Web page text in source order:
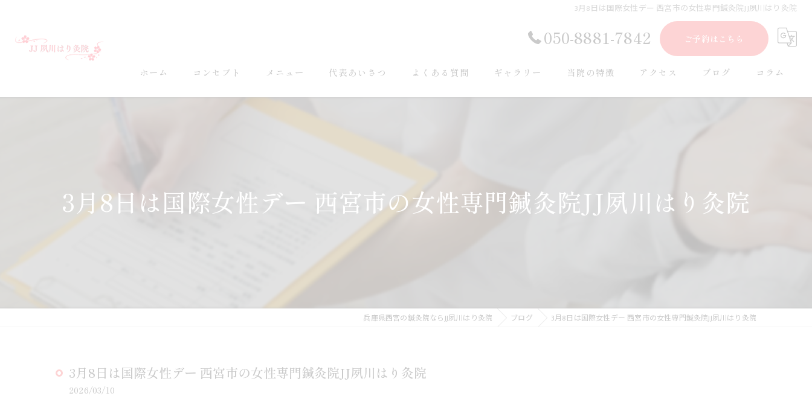
3月8日は国際女性デー 西宮市の女性専門鍼灸院JJ夙川はり灸院
050-8881-7842 ご予約はこちら
ホーム コンセプト メニュー 代表あいさつ よくある質問 ギャラリー 当院の特徴
女性
アクセス ブログ コラム
3月8日は国際女性デー 西宮市の女性専門鍼灸院JJ夙川はり灸院
兵庫県西宮の鍼灸院ならJJ夙川はり灸院 ブログ 3月8日は国際女性デー 西宮市の女性専門鍼灸院JJ夙川はり灸院
3月8日は国際女性デー 西宮市の女性専門鍼灸院JJ夙川はり灸院
2026/03/10